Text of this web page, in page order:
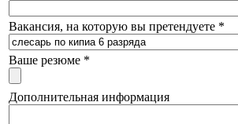
Вакансия, на которую вы претендуете *
Ваше резюме *
Дополнительная информация